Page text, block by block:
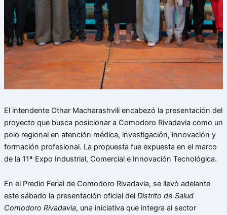
El intendente Othar Macharashvili encabezó la presentación del
proyecto que busca posicionar a Comodoro Rivadavia como un
polo regional en atención médica, investigación, innovación y
formación profesional. La propuesta fue expuesta en el marco
de la 11ª Expo Industrial, Comercial e Innovación Tecnológica.
En el Predio Ferial de Comodoro Rivadavia, se llevó adelante
este sábado la presentación oficial del Distrito de Salud
Comodoro Rivadavia, una iniciativa que integra al sector